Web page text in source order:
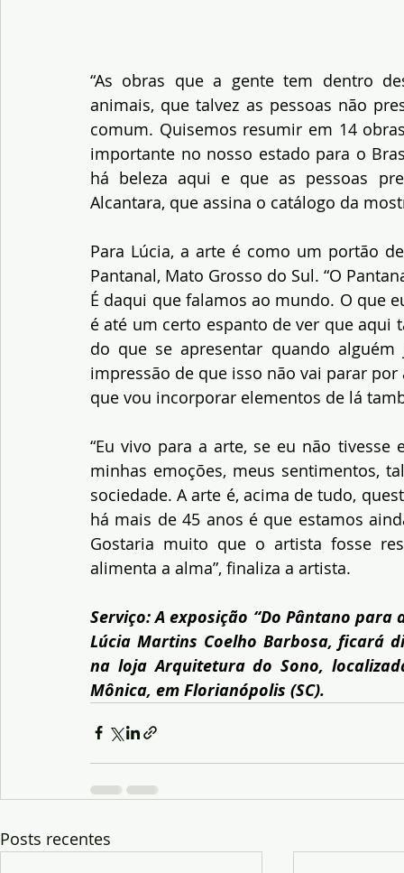
“As obras que a gente tem dentro
animais, que talvez as pessoas não
comum. Quisemos resumir em 14
importante no nosso estado para o
há beleza aqui e que as pessoas
Alcantara, que assina o catálogo da
Para Lúcia, a arte é como um portão
Pantanal, Mato Grosso do Sul. “O
É daqui que falamos ao mundo. O que
é até um certo espanto de ver que aqui
do que se apresentar quando
impressão de que isso não vai parar
que vou incorporar elementos de lá
“Eu vivo para a arte, se eu não tivesse
minhas emoções, meus sentimentos,
sociedade. A arte é, acima de tudo,
há mais de 45 anos é que estamos
Gostaria muito que o artista fosse
alimenta a alma”, finaliza a artista.
Serviço: A exposição “Do Pântano
Lúcia Martins Coelho Barbosa, ficará
na loja Arquitetura do Sono,
Mônica, em Florianópolis (SC).
Posts recentes